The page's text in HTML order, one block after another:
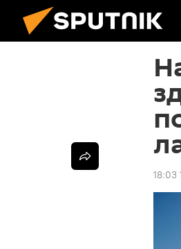
18:03